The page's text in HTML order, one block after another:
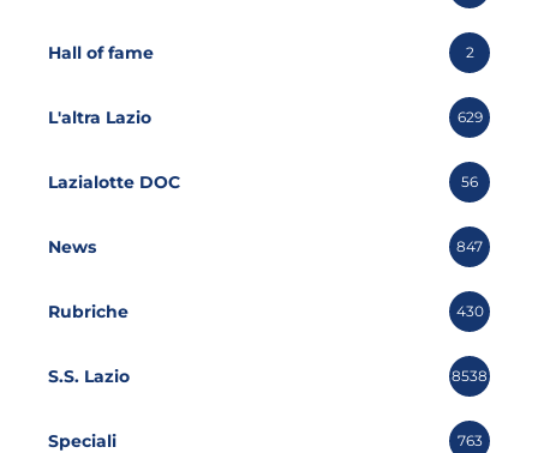
Hall of fame 2
L'altra Lazio 629
Lazialotte DOC 56
News 847
Rubriche 430
S.S. Lazio 8538
Speciali 763